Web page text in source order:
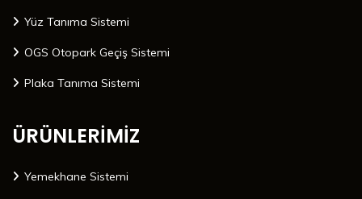
Yüz Tanıma Sistemi
OGS Otopark Geçiş Sistemi
Plaka Tanıma Sistemi
ÜRÜNLERİMİZ
Yemekhane Sistemi